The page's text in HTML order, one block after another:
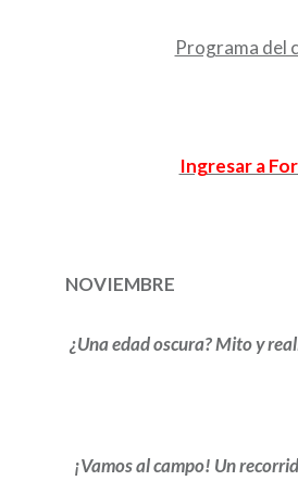
Programa del
Ingresar a
NOVIEMBRE
¿Una edad oscura? Mito y
¡Vamos al campo! Un